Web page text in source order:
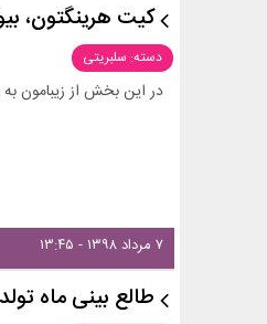
کیت هرینگتون،
دسته: سلبریتی
در این بخش از زیبامون
۷ مرداد ۱۳۹۸ - ۱۳:۴۵
طالع بینی ماه